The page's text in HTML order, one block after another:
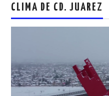
CLIMA DE CD. JUAREZ